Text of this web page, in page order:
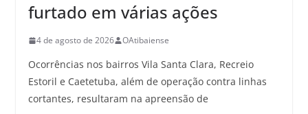
furtado em várias ações
4 de agosto de 2026 OAtibaiense
Ocorrências nos bairros Vila Santa Clara, Recreio
Estoril e Caetetuba, além de operação contra linhas
cortantes, resultaram na apreensão de